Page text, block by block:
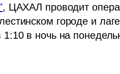
, ЦАХАЛ проводит
городе и
в ночь на